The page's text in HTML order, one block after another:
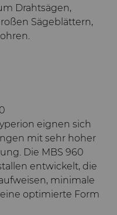
Drahtsägen,
Sägeblättern,
eignen sich
mit sehr hoher
Die MBS 960
entwickelt, die
minimale
optimierte Form